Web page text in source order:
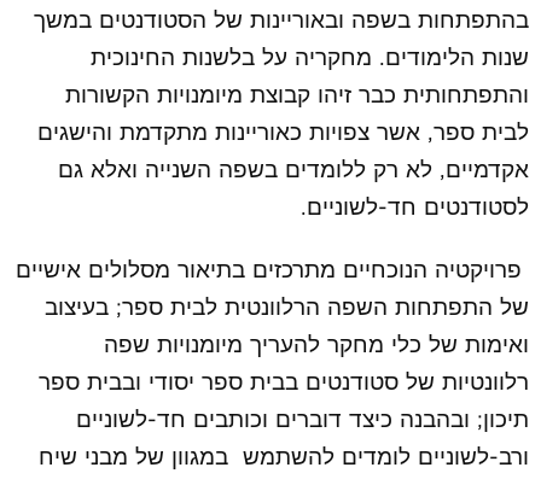
בהתפתחות בשפה ובאוריינות של הסטודנטים במשך
שנות הלימודים. מחקריה על בלשנות החינוכית
והתפתחותית כבר זיהו קבוצת מיומנויות הקשורות
לבית ספר, אשר צפויות כאוריינות מתקדמת והישגים
אקדמיים, לא רק ללומדים בשפה השנייה ואלא גם
לסטודנטים חד-לשוניים.
פרויקטיה הנוכחיים מתרכזים בתיאור מסלולים אישיים
של התפתחות השפה הרלוונטית לבית ספר; בעיצוב
ואימות של כלי מחקר להעריך מיומנויות שפה
רלוונטיות של סטודנטים בבית ספר יסודי ובבית ספר
תיכון; ובהבנה כיצד דוברים וכותבים חד-לשוניים
ורב-לשוניים לומדים להשתמש במגוון של מבני שיח